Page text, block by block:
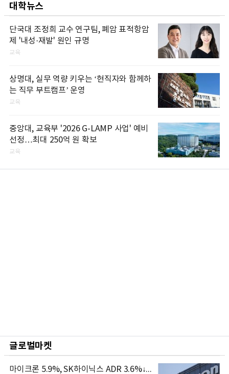
대학뉴스
단국대 조정희 교수 연구팀, 폐암 표적항암
제 '내성·재발' 원인 규명
교육
상명대, 실무 역량 키우는 ‘현직자와 함께하
는 직무 부트캠프’ 운영
교육
중앙대, 교육부 '2026 G-LAMP 사업' 예비
선정…최대 250억 원 확보
교육
글로벌마켓
마이크론 5.9%, SK하이닉스 ADR 3.6%↓...